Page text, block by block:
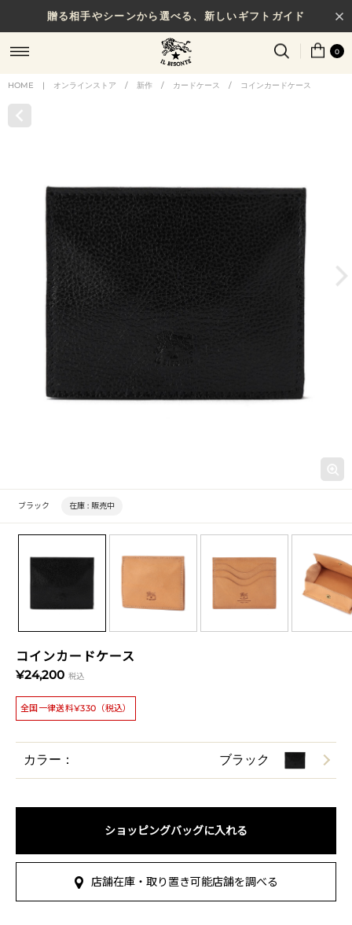
贈る相手やシーンから選べる、新しいギフトガイド
0
HOME | オンラインストア / 新作 / カードケース / コインカードケース
コインカードケース
¥24,200 税込
全国一律送料¥330（税込）
ブラック 在庫 : 販売中
カラー： ブラック
ショッピングバッグに入れる
店舗在庫・取り置き可能店舗を調べる